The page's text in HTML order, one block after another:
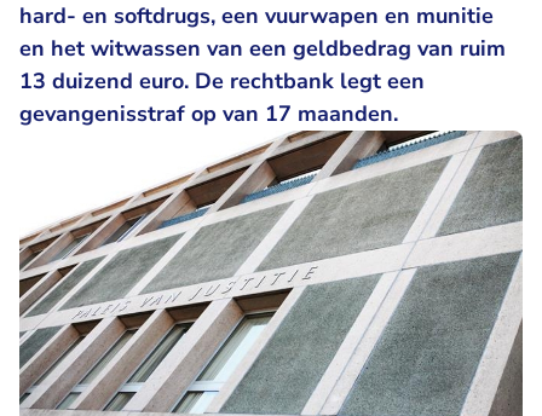
hard- en softdrugs, een vuurwapen en munitie
en het witwassen van een geldbedrag van ruim
13 duizend euro. De rechtbank legt een
gevangenisstraf op van 17 maanden.